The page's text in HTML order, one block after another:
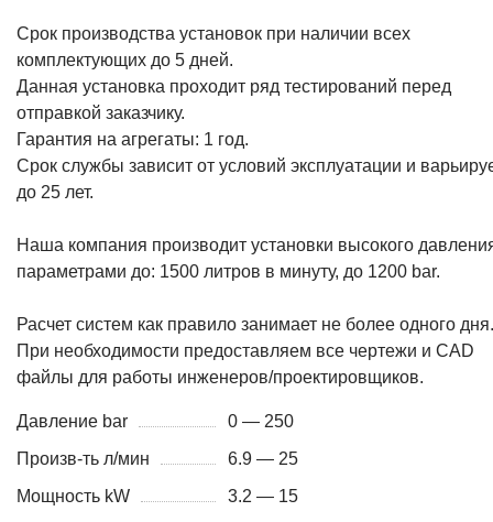
Срок производства установок при наличии всех
комплектующих до 5 дней.
Данная установка проходит ряд тестирований перед
отправкой заказчику.
Гарантия на агрегаты: 1 год.
Срок службы зависит от условий эксплуатации и
до 25 лет.
Наша компания производит установки высокого
параметрами до: 1500 литров в минуту, до 1200 bar.
Расчет систем как правило занимает не более одного дня.
При необходимости предоставляем все чертежи и CAD
файлы для работы инженеров/проектировщиков.
Давление bar
0 — 250
Произв-ть л/мин
6.9 — 25
Мощность kW
3.2 — 15